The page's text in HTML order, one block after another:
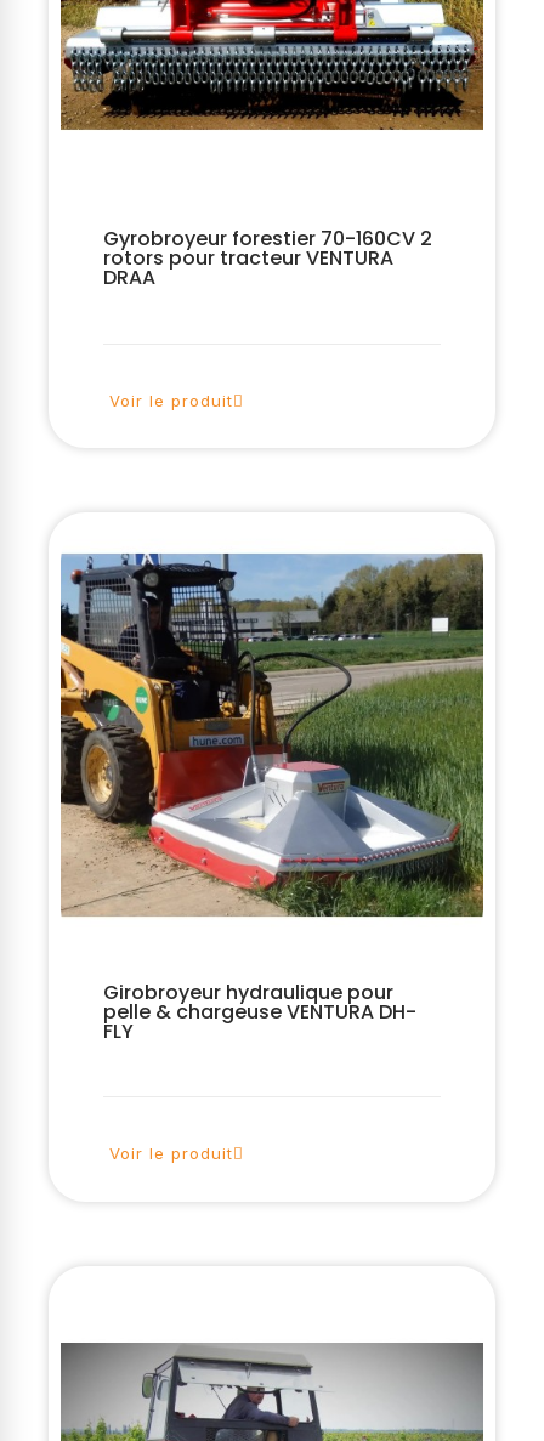
Gyrobroyeur forestier 70-160CV 2
rotors pour tracteur VENTURA
DRAA
Voir le produit
Girobroyeur hydraulique pour
pelle & chargeuse VENTURA DH-
FLY
Voir le produit